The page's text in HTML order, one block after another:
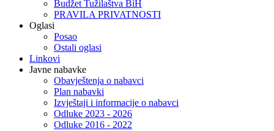
Budžet Tužilaštva BiH
PRAVILA PRIVATNOSTI
Oglasi
Posao
Ostali oglasi
Linkovi
Javne nabavke
Obavještenja o nabavci
Plan nabavki
Izvještaji i informacije o nabavci
Odluke 2023 - 2026
Odluke 2016 - 2022